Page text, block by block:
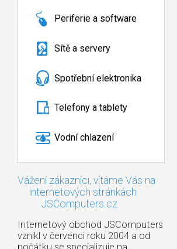
Periferie a software
Sítě a servery
Spotřební elektronika
Telefony a tablety
Vodní chlazení
Vážení zákazníci, vítáme Vás na
internetových stránkách
JSComputers.cz
Internetový obchod JSComputers
vznikl v červenci roku 2004 a od